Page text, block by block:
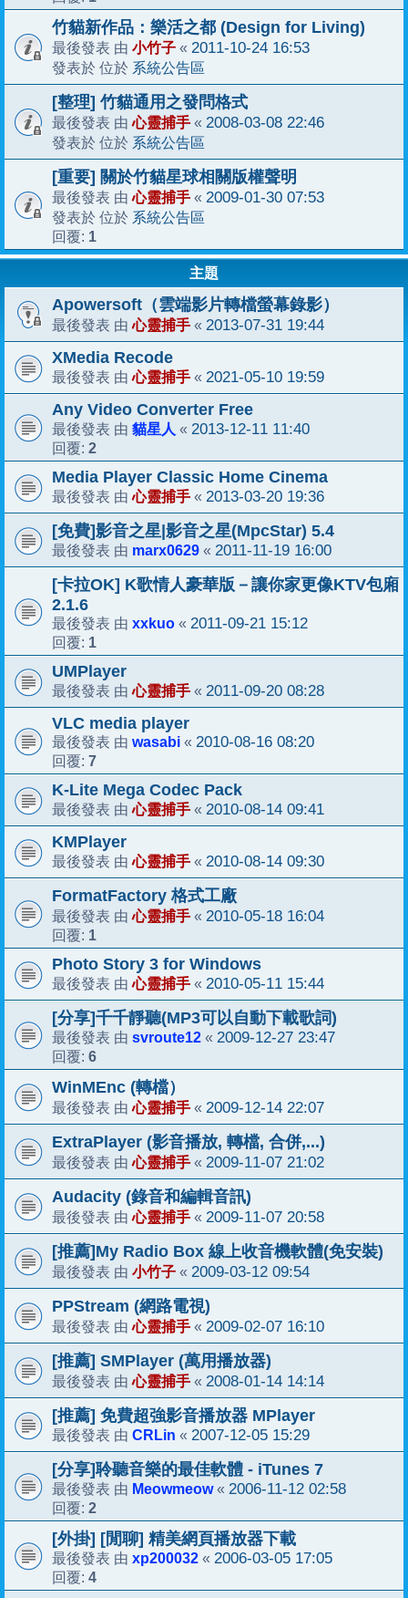
竹貓新作品：樂活之都 (Design for Living)
最後發表 由 小竹子 « 2011-10-24 16:53
發表於 位於 系統公告區
[整理] 竹貓通用之發問格式
最後發表 由心靈捕手 « 2008-03-08 22:46
發表於 位於 系統公告區
[重要] 關於竹貓星球相關版權聲明
最後發表 由心靈捕手 « 2009-01-30 07:53
發表於 位於 系統公告區
回覆: 1
主題
Apowersoft（雲端影片轉檔螢幕錄影）
最後發表 由心靈捕手 « 2013-07-31 19:44
XMedia Recode
最後發表 由心靈捕手 « 2021-05-10 19:59
Any Video Converter Free
最後發表 由 貓星人 « 2013-12-11 11:40
回覆: 2
Media Player Classic Home Cinema
最後發表 由心靈捕手 « 2013-03-20 19:36
[免費]影音之星|影音之星(MpcStar) 5.4
最後發表 由 marx0629 « 2011-11-19 16:00
[卡拉OK] K歌情人豪華版－讓你家更像KTV包廂
2.1.6
最後發表 由 xxkuo « 2011-09-21 15:12
回覆: 1
UMPlayer
最後發表 由心靈捕手 « 2011-09-20 08:28
VLC media player
最後發表 由 wasabi « 2010-08-16 08:20
回覆: 7
K-Lite Mega Codec Pack
最後發表 由心靈捕手 « 2010-08-14 09:41
KMPlayer
最後發表 由心靈捕手 « 2010-08-14 09:30
FormatFactory 格式工廠
最後發表 由心靈捕手 « 2010-05-18 16:04
回覆: 1
Photo Story 3 for Windows
最後發表 由心靈捕手 « 2010-05-11 15:44
[分享]千千靜聽(MP3可以自動下載歌詞)
最後發表 由 svroute12 « 2009-12-27 23:47
回覆: 6
WinMEnc (轉檔）
最後發表 由心靈捕手 « 2009-12-14 22:07
ExtraPlayer (影音播放, 轉檔, 合併,...)
最後發表 由心靈捕手 « 2009-11-07 21:02
Audacity (錄音和編輯音訊)
最後發表 由心靈捕手 « 2009-11-07 20:58
[推薦]My Radio Box 線上收音機軟體(免安裝)
最後發表 由 小竹子 « 2009-03-12 09:54
PPStream (網路電視)
最後發表 由心靈捕手 « 2009-02-07 16:10
[推薦] SMPlayer (萬用播放器)
最後發表 由心靈捕手 « 2008-01-14 14:14
[推薦] 免費超強影音播放器 MPlayer
最後發表 由 CRLin « 2007-12-05 15:29
[分享]聆聽音樂的最佳軟體 - iTunes 7
最後發表 由 Meowmeow« 2006-11-12 02:58
回覆: 2
[外掛] [閒聊] 精美網頁播放器下載
最後發表 由 xp200032 « 2006-03-05 17:05
回覆: 4